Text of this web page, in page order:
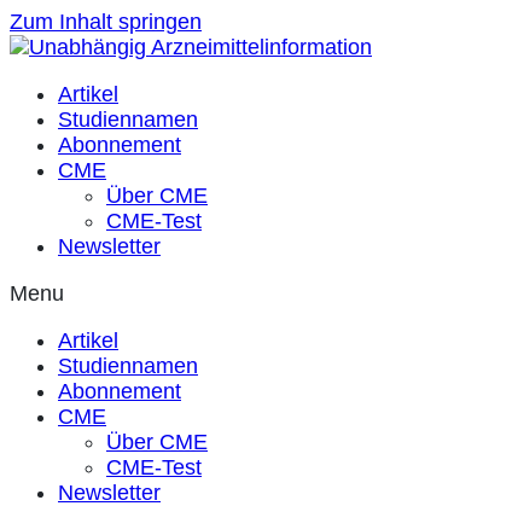
Zum Inhalt springen
Artikel
Studiennamen
Abonnement
CME
Über CME
CME-Test
Newsletter
Menu
Artikel
Studiennamen
Abonnement
CME
Über CME
CME-Test
Newsletter